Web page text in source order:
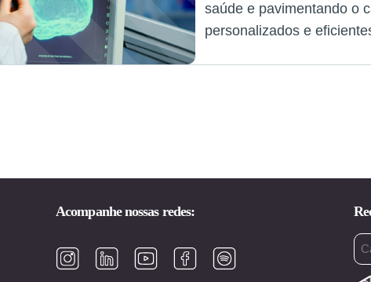
saúde e pavimentando o
personalizados e
Acompanhe nossas redes: